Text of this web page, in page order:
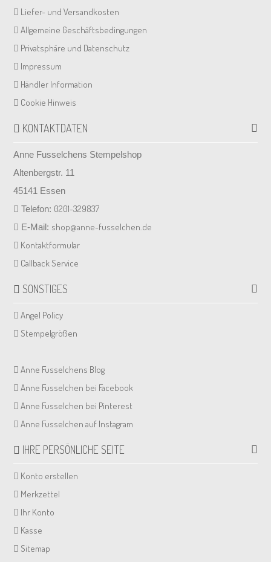
Liefer- und Versandkosten
Allgemeine Geschäftsbedingungen
Privatsphäre und Datenschutz
Impressum
Händler Information
Cookie Hinweis
KONTAKTDATEN
Anne Fusselchens Stempelshop
Altenbergstr. 11
45141 Essen
Telefon: 0201-329837
E-Mail: shop@anne-fusselchen.de
Kontaktformular
Callback Service
SONSTIGES
Angel Policy
Stempelgrößen
Anne Fusselchens Blog
Anne Fusselchen bei Facebook
Anne Fusselchen bei Pinterest
Anne Fusselchen auf Instagram
IHRE PERSÖNLICHE SEITE
Konto erstellen
Merkzettel
Ihr Konto
Kasse
Sitemap